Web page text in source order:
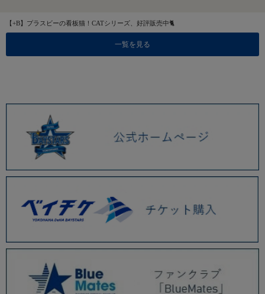
【+B】プラスビーの看板猫！CATシリーズ、好評販売中🐈
一覧を見る